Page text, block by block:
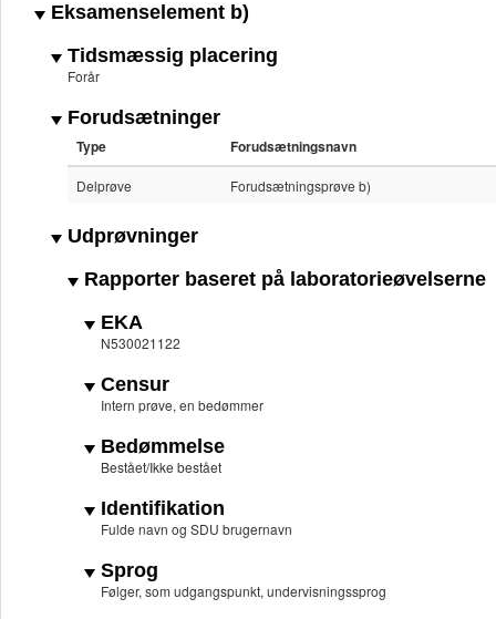
Eksamenselement b)
Tidsmæssig placering
Forår
Forudsætninger
Type Forudsætningsnavn
Delprøve Forudsætningsprøve b)
Udprøvninger
Rapporter baseret på laboratorieøvelserne
EKA
N530021122
Censur
Intern prøve, en bedømmer
Bedømmelse
Bestået/Ikke bestået
Identifikation
Fulde navn og SDU brugernavn
Sprog
Følger, som udgangspunkt, undervisningssprog